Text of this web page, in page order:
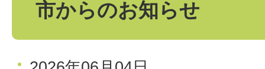
市からのお知らせ